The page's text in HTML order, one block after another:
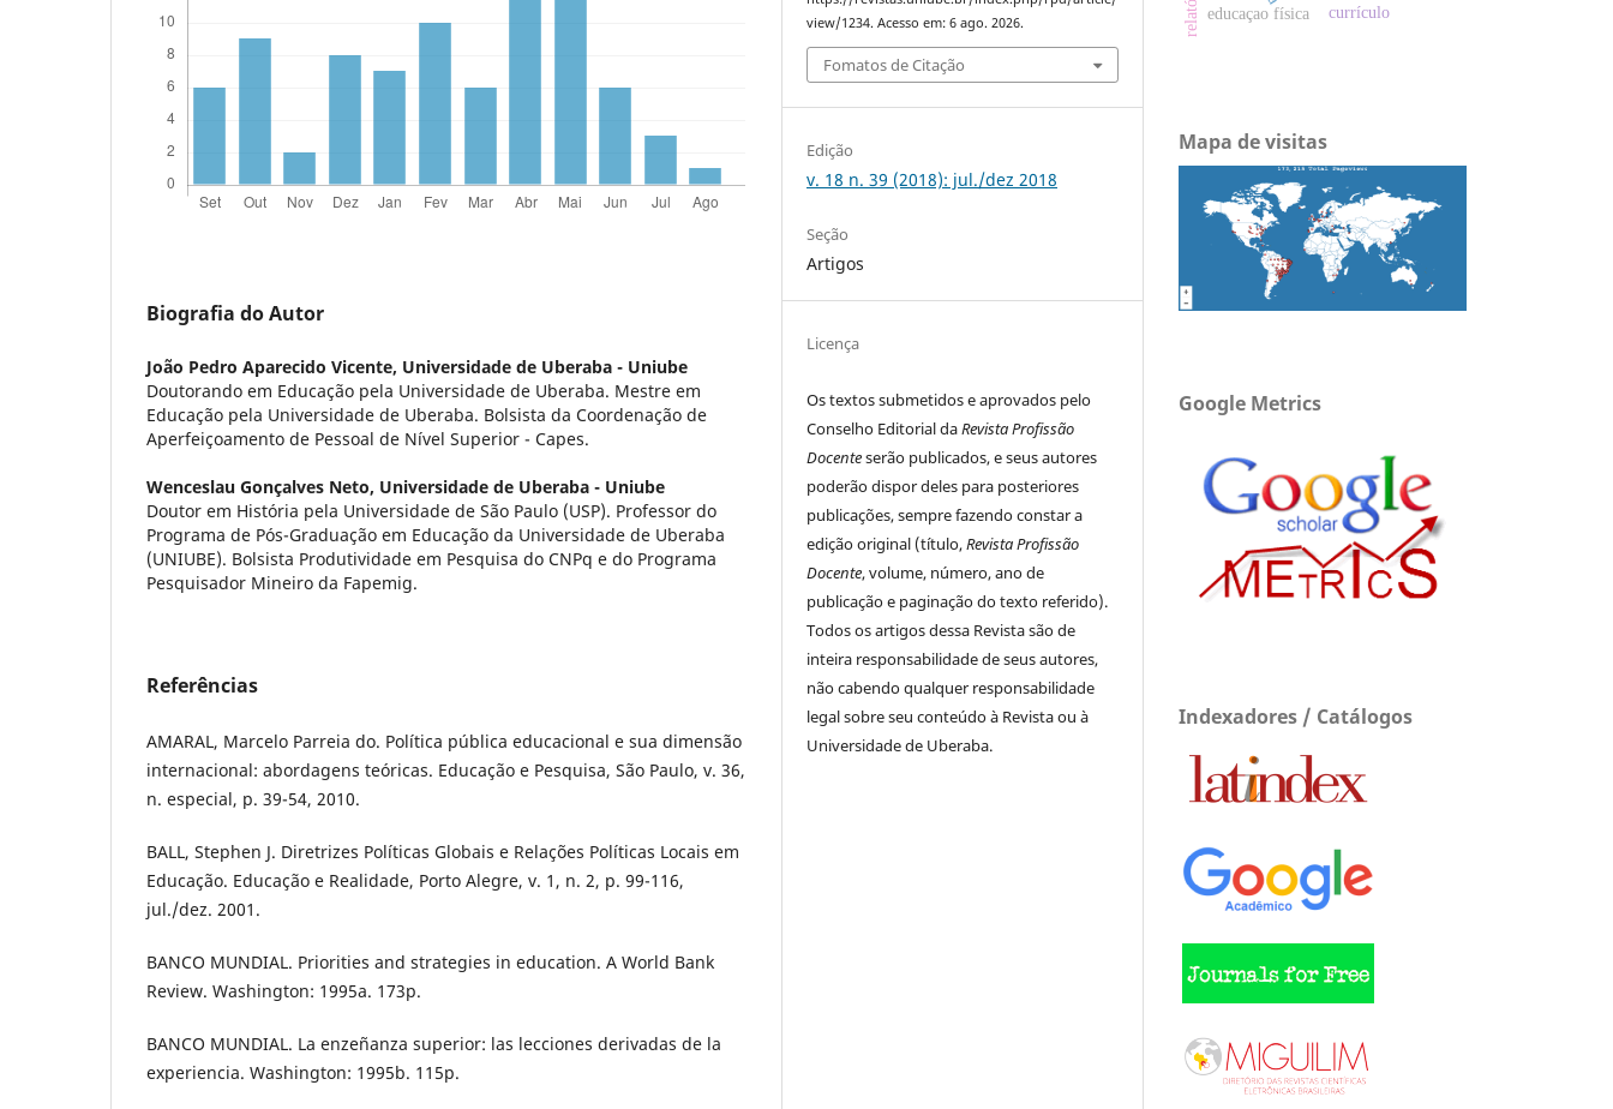
Biografia do Autor
João Pedro Aparecido Vicente, Universidade de Uberaba - Uniube
Doutorando em Educação pela Universidade de Uberaba. Mestre em
Educação pela Universidade de Uberaba. Bolsista da Coordenação de
Aperfeiçoamento de Pessoal de Nível Superior - Capes.
Wenceslau Gonçalves Neto, Universidade de Uberaba - Uniube
Doutor em História pela Universidade de São Paulo (USP). Professor do
Programa de Pós-Graduação em Educação da Universidade de Uberaba
(UNIUBE). Bolsista Produtividade em Pesquisa do CNPq e do Programa
Pesquisador Mineiro da Fapemig.
Referências
AMARAL, Marcelo Parreia do. Política pública educacional e sua dimensão
internacional: abordagens teóricas. Educação e Pesquisa, São Paulo, v. 36,
n. especial, p. 39-54, 2010.
BALL, Stephen J. Diretrizes Políticas Globais e Relações Políticas Locais em
Educação. Educação e Realidade, Porto Alegre, v. 1, n. 2, p. 99-116,
jul./dez. 2001.
BANCO MUNDIAL. Priorities and strategies in education. A World Bank
Review. Washington: 1995a. 173p.
BANCO MUNDIAL. La enzeñanza superior: las lecciones derivadas de la
experiencia. Washington: 1995b. 115p.
view/1234. Acesso em: 6 ago. 2026.
Fomatos de Citação
Edição
v. 18 n. 39 (2018): jul./dez 2018
Seção
Artigos
Licença
Os textos submetidos e aprovados pelo
Conselho Editorial daRevista Profissão
Docenteserão publicados, e seus autores
poderão dispor deles para posteriores
publicações, sempre fazendo constar a
edição original (título,Revista Profissão
Docente, volume, número, ano de
publicação e paginação do texto referido).
Todos os artigos dessa Revista são de
inteira responsabilidade de seus autores,
não cabendo qualquer responsabilidade
legal sobre seu conteúdo à Revista ou à
Universidade de Uberaba.
educaçao física currículo
Mapa de visitas
Google Metrics
Indexadores / Catálogos